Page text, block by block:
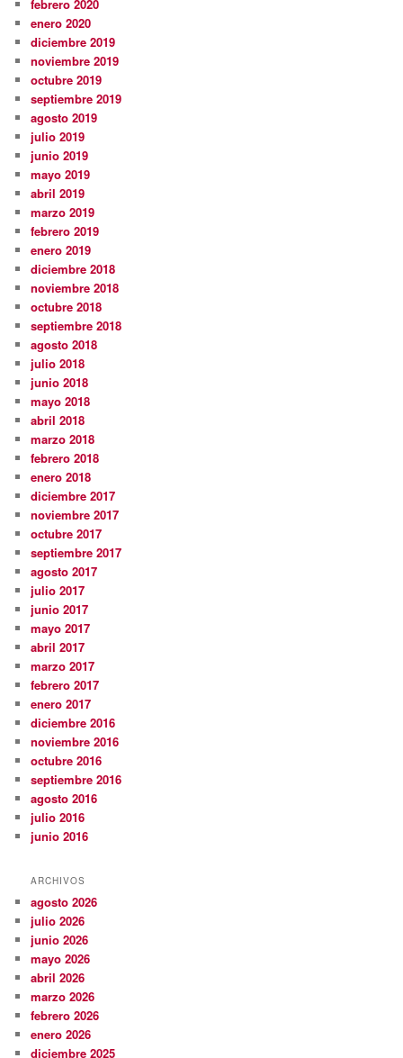
febrero 2020
enero 2020
diciembre 2019
noviembre 2019
octubre 2019
septiembre 2019
agosto 2019
julio 2019
junio 2019
mayo 2019
abril 2019
marzo 2019
febrero 2019
enero 2019
diciembre 2018
noviembre 2018
octubre 2018
septiembre 2018
agosto 2018
julio 2018
junio 2018
mayo 2018
abril 2018
marzo 2018
febrero 2018
enero 2018
diciembre 2017
noviembre 2017
octubre 2017
septiembre 2017
agosto 2017
julio 2017
junio 2017
mayo 2017
abril 2017
marzo 2017
febrero 2017
enero 2017
diciembre 2016
noviembre 2016
octubre 2016
septiembre 2016
agosto 2016
julio 2016
junio 2016
ARCHIVOS
agosto 2026
julio 2026
junio 2026
mayo 2026
abril 2026
marzo 2026
febrero 2026
enero 2026
diciembre 2025